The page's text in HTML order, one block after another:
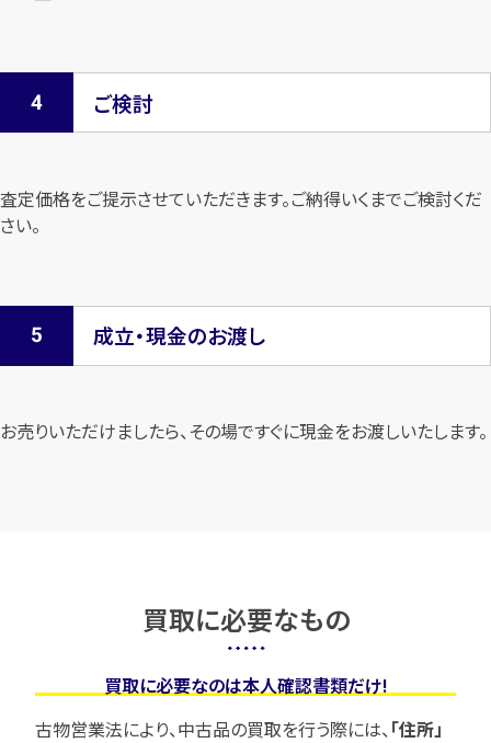
ご検討
査定価格をご提示させていただきます。ご納得いくまでご検討くだ
さい。
成立・現金のお渡し
お売りいただけましたら、その場ですぐに現金をお渡しいたします。
買取に必要なもの
買取に必要なのは本人確認書類だけ!
古物営業法により、中古品の買取を行う際には、「住所」